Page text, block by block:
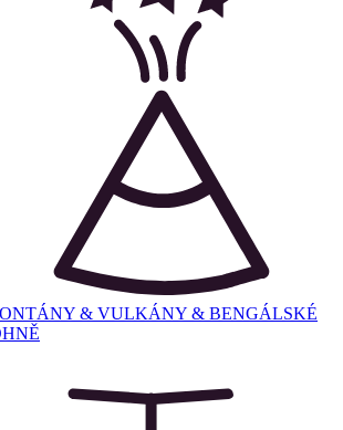
& VULKÁNY & BENGÁLSKÉ